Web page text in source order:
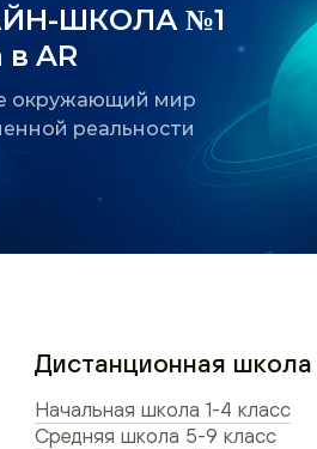
ШКОЛА №1
в AR
окружающий мир
реальности
Дистанционная школа
Начальная школа 1-4 класс
Средняя школа 5-9 класс